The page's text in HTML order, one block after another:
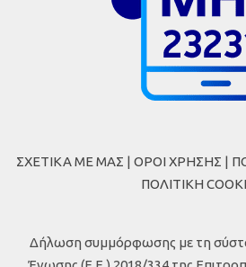
ΣΧΕΤΙΚΑ ΜΕ ΜΑΣ | ΟΡΟΙ ΧΡΗΣΗΣ |
ΠΟΛΙΤΙΚΗ
Δήλωση συμμόρφωσης με τη